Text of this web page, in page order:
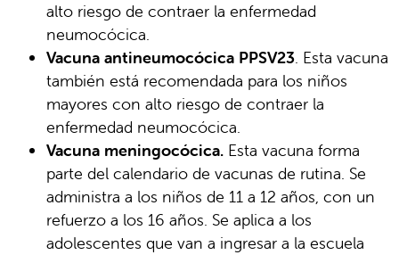
alto riesgo de contraer la enfermedad
neumocócica.
Vacuna antineumocócica PPSV23. Esta vacuna
también está recomendada para los niños
mayores con alto riesgo de contraer la
enfermedad neumocócica.
Vacuna meningocócica. Esta vacuna forma
parte del calendario de vacunas de rutina. Se
administra a los niños de 11 a 12 años, con un
refuerzo a los 16 años. Se aplica a los
adolescentes que van a ingresar a la escuela